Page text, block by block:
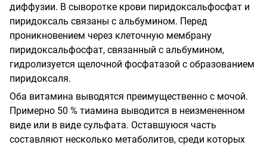
диффузии. В сыворотке крови пиридоксальфосфат и
пиридоксаль связаны с альбумином. Перед
проникновением через клеточную мембрану
пиридоксальфосфат, связанный с альбумином,
гидролизуется щелочной фосфатазой с образованием
пиридоксаля.
Оба витамина выводятся преимущественно с мочой.
Примерно 50 % тиамина выводится в неизмененном
виде или в виде сульфата. Оставшуюся часть
составляют несколько метаболитов, среди которых